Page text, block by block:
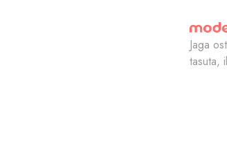
lemmik
2026!
kogus
Jaga
tasuta,